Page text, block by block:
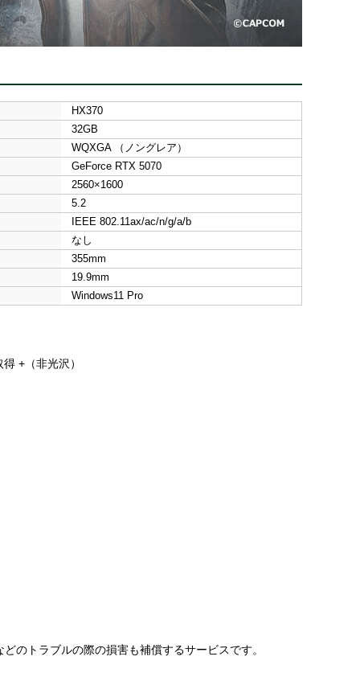
HX370
32GB
WQXGA （ノングレア）
GeForce RTX 5070
2560×1600
5.2
IEEE 802.11ax/ac/n/g/a/b
なし
355mm
19.9mm
Windows11 Pro
+（非光沢）
トラブルの際の損害も補償するサービスです。